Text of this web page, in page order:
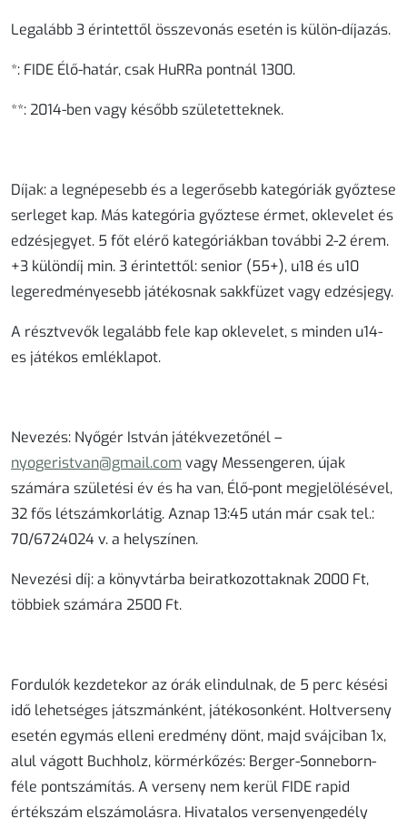
Legalább 3 érintettől összevonás esetén is külön-díjazás.
*: FIDE Élő-határ, csak HuRRa pontnál 1300.
**: 2014-ben vagy később születetteknek.
Díjak: a legnépesebb és a legerősebb kategóriák győztese
serleget kap. Más kategória győztese érmet, oklevelet és
edzésjegyet. 5 főt elérő kategóriákban további 2-2 érem.
+3 különdíj min. 3 érintettől: senior (55+), u18 és u10
legeredményesebb játékosnak sakkfüzet vagy edzésjegy.
A résztvevők legalább fele kap oklevelet, s minden u14-
es játékos emléklapot.
Nevezés: Nyőgér István játékvezetőnél –
nyogeristvan@gmail.com vagy Messengeren, újak
számára születési év és ha van, Élő-pont megjelölésével,
32 fős létszámkorlátig. Aznap 13:45 után már csak tel.:
70/6724024 v. a helyszínen.
Nevezési díj: a könyvtárba beiratkozottaknak 2000 Ft,
többiek számára 2500 Ft.
Fordulók kezdetekor az órák elindulnak, de 5 perc késési
idő lehetséges játszmánként, játékosonként. Holtverseny
esetén egymás elleni eredmény dönt, majd svájciban 1x,
alul vágott Buchholz, körmérkőzés: Berger-Sonneborn-
féle pontszámítás. A verseny nem kerül FIDE rapid
értékszám elszámolásra. Hivatalos versenyengedély